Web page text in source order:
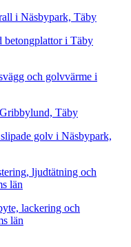
i Näsbypark, Täby
betongplattor i Täby
och golvvärme i
Täby
golv i Näsbypark,
ljudtätning och
län
lackering och
län